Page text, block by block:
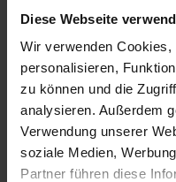
Diese Webseite
Wir verwenden
personalisieren,
zu können und die
analysieren. Außerdem
Verwendung unserer
soziale Medien,
Partner führen diese
lose
2025
250 €
300 €
350 €